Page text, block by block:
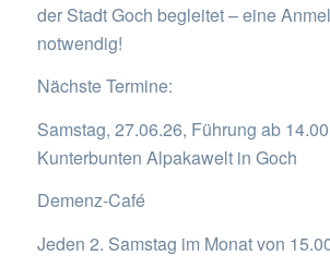
der Stadt Goch begleitet – eine
notwendig!
Nächste Termine:
Samstag, 27.06.26, Führung ab
Kunterbunten Alpakawelt in Goch
Demenz-Café
Jeden 2. Samstag im Monat von